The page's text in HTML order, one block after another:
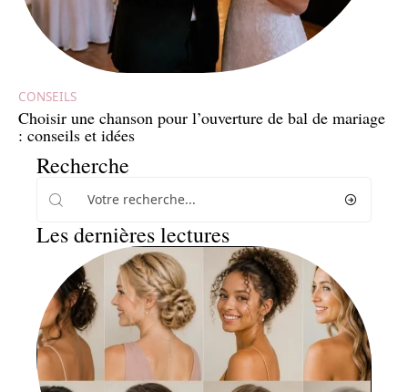
CONSEILS
Choisir une chanson pour l’ouverture de bal de mariage
: conseils et idées
Recherche
Les dernières lectures